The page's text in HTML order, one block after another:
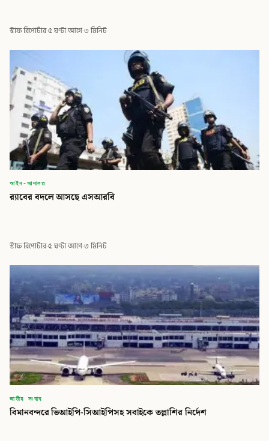
স্টাফ রিপোর্টার·৫ ঘণ্টা আগে·৩ মিনিট
আইন-আদালত
র‍্যাবের বদলে আসছে এসআরবি
স্টাফ রিপোর্টার·৫ ঘণ্টা আগে·৩ মিনিট
জাতীয় সংবাদ
বিমানবন্দরে ভিআইপি-সিআইপিসহ সবাইকে তল্লাশির নির্দেশ